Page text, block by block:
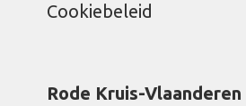
Cookiebeleid
Rode Kruis-Vlaanderen